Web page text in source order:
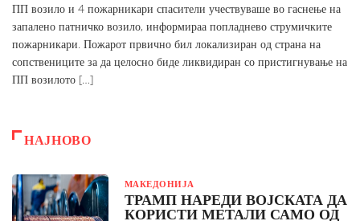
ПП возило и 4 пожарникари спасители учествуваше во гаснење на
запалено патничко возило, информираа попладнево струмичките
пожарникари. Пожарот првично бил локализиран од страна на
сопствениците за да целосно биде ликвидиран со пристигнување на
ПП возилото […]
НАЈНОВО
МАКЕДОНИЈА
ТРАМП НАРЕДИ ВОЈСКАТА ДА
КОРИСТИ МЕТАЛИ САМО ОД